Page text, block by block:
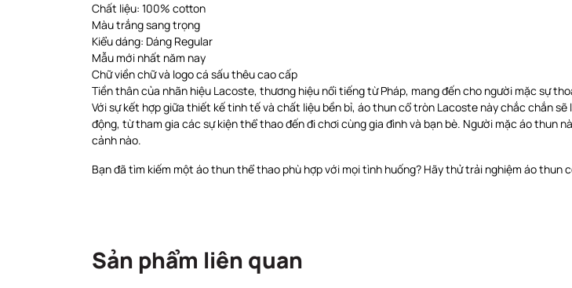
Chất liệu: 100% cotton
Màu trắng sang trọng
Kiểu dáng: Dáng Regular
Mẫu mới nhất năm nay
Chữ viền chữ và logo cá sấu thêu cao cấp
Tiền thân của nhãn hiệu Lacoste, thương hiệu nổi tiếng từ Pháp, mang đến cho người mặc sự
Với sự kết hợp giữa thiết kế tinh tế và chất liệu bền bỉ, áo thun cổ tròn Lacoste này chắc chắn
động, từ tham gia các sự kiện thể thao đến đi chơi cùng gia đình và bạn bè. Người mặc áo thun
cảnh nào.
Bạn đã tìm kiếm một áo thun thể thao phù hợp với mọi tình huống? Hãy thử trải nghiệm áo
Sản phẩm liên quan